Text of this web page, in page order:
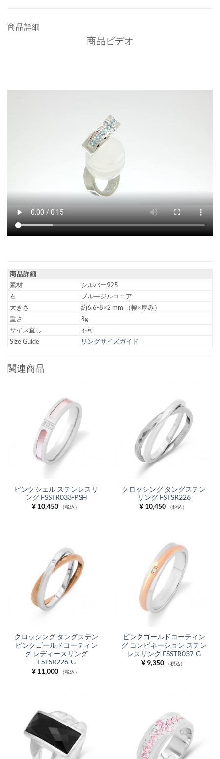
商品詳細
商品ビデオ
商品詳細
素材
シルバー925
石
ブルージルコニア
大きさ
約6.6-8×2 mm （幅×厚み）
重さ
8g
サイズ直し
不可
Size Guide
リングサイズガイド
関連商品
ピンクシェル ステンレスリ
ング FSSTR033-PSH
¥10,450 （税込）
クロッシング タングステン
リング FSTSR226
¥10,450 （税込）
クロッシング タングステン
ピンクゴールドコーティン
グ レディースリング
FSTSR226-G
¥11,000 （税込）
ピンクゴールドコーティン
グ コンビネーション ステン
レスリング FSSTR037-G
¥9,350 （税込）